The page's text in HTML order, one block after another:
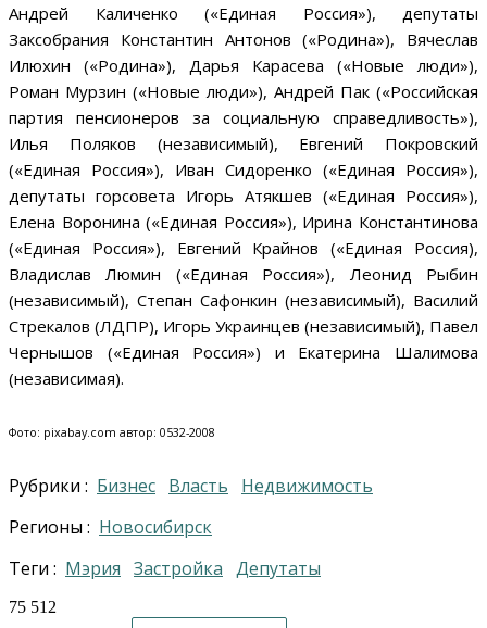
Андрей Каличенко («Единая Россия»), депутаты
Заксобрания Константин Антонов («Родина»), Вячеслав
Илюхин («Родина»), Дарья Карасева («Новые люди»),
Роман Мурзин («Новые люди»), Андрей Пак («Российская
партия пенсионеров за социальную справедливость»),
Илья Поляков (независимый), Евгений Покровский
(«Единая Россия»), Иван Сидоренко («Единая Россия»),
депутаты горсовета Игорь Атякшев («Единая Россия»),
Елена Воронина («Единая Россия»), Ирина Константинова
(«Единая Россия»), Евгений Крайнов («Единая Россия),
Владислав Люмин («Единая Россия»), Леонид Рыбин
(независимый), Степан Сафонкин (независимый), Василий
Стрекалов (ЛДПР), Игорь Украинцев (независимый), Павел
Чернышов («Единая Россия») и Екатерина Шалимова
(независимая).
Фото: pixabay.com автор: 0532-2008
Рубрики : Бизнес Власть
Недвижимость
Регионы :
Новосибирск
Теги :
Мэрия застройка депутаты
75 512